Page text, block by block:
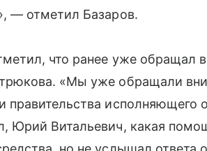
— отметил Базаров.
что ранее уже обращал
«Мы уже обращали
правительства исполняющего
Юрий Витальевич, какая